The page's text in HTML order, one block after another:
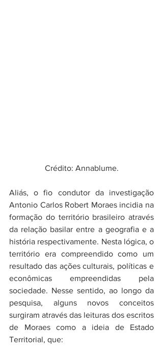
Crédito: Annablume.
Aliás, o fio condutor da investigação
Antonio Carlos Robert Moraes incidia na
formação do território brasileiro através
da relação basilar entre a geografia e a
história respectivamente. Nesta lógica, o
território era compreendido como um
resultado das ações culturais, políticas e
econômicas empreendidas pela
sociedade. Nesse sentido, ao longo da
pesquisa, alguns novos conceitos
surgiram através das leituras dos escritos
de Moraes como a ideia de Estado
Territorial, que: